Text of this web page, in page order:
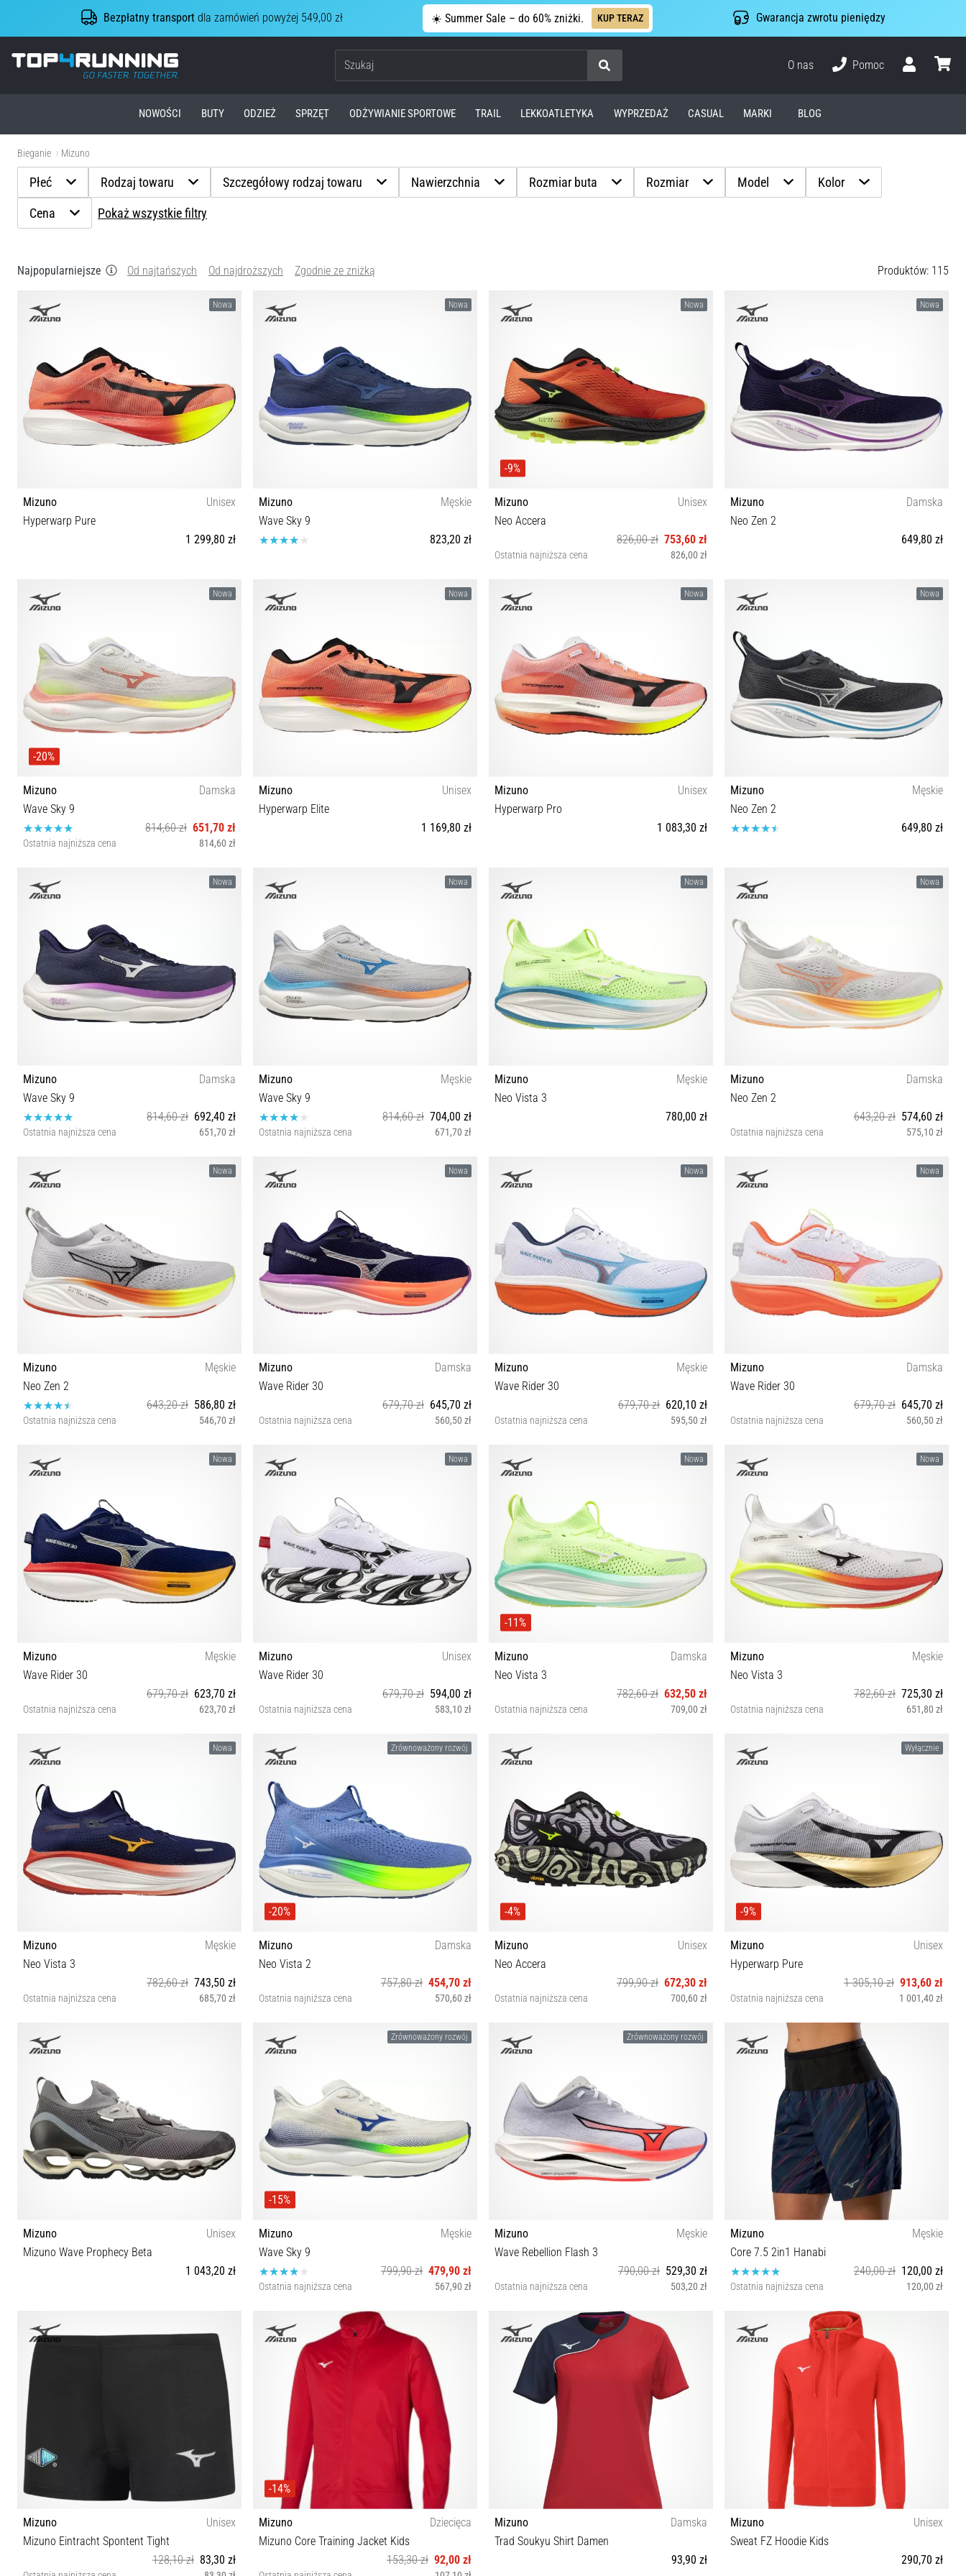
Bezpłatny transportdla zamówień powyżej 549,00 zł ☀️ Summer Sale – do 60% zniżki. KUP TERAZ Gwarancja zwrotu pieniędzy
Top4Running.pl
Szukaj
O nas
Pomoc
NOWOŚCI BUTY ODZIEŻ SPRZĘT ODŻYWIANIE SPORTOWE TRAIL LEKKOATLETYKA WYPRZEDAŻ CASUAL MARKI BLOG
Bieganie Mizuno
Płeć Rodzaj towaru Szczegółowy rodzaj towaru Nawierzchnia Rozmiar buta Rozmiar Model Kolor
Cena Pokaż wszystkie filtry
Najpopularniejsze Od najtańszych Od najdroższych Zgodnie ze zniżką Produktów: 115
Nowa
Mizuno
Unisex
Hyperwarp Pure
1 299,80 zł
37 38 38½ 39 40 40½ 41 42 42½ 43 44 44½ 45 46 47
Nowa
Mizuno
Męskie
Wave Sky 9
823,20 zł
40½ 41 42 42½ 43 44 44½ 45 46 46½ 47 48½
Nowa
-9%
Mizuno
Unisex
Neo Accera
826,00 zł 753,60 zł
Ostatnia najniższa cena 826,00 zł
37 38 38½ 39 40 40½ 41 42 42½ 43 44 44½ 45 46
Nowa
Mizuno
Damska
Neo Zen 2
649,80 zł
Nowa
-20%
Mizuno
Damska
Wave Sky 9
814,60 zł 651,70 zł
Ostatnia najniższa cena 814,60 zł
36½ 37 38 38½ 39 40 40½ 41 42 42½
Nowa
Mizuno
Unisex
Hyperwarp Elite
1 169,80 zł
37 38 38½ 39 40 40½ 41 42 42½ 43 44 44½ 45 46 47
Nowa
Mizuno
Unisex
Hyperwarp Pro
1 083,30 zł
37 38 38½ 39 40 40½ 41 42 42½ 43 44 44½ 45 46 47
Nowa
Mizuno
Męskie
Neo Zen 2
649,80 zł
40½ 41 42 42½ 43 44 44½ 45 46 46½ 47
Nowa
Mizuno
Damska
Wave Sky 9
814,60 zł 692,40 zł
Ostatnia najniższa cena 651,70 zł
Nowa
Mizuno
Męskie
Wave Sky 9
814,60 zł 704,00 zł
Ostatnia najniższa cena 671,70 zł
40½ 41 42 42½ 43 44 44½ 45 46 46½ 47
Nowa
Mizuno
Męskie
Neo Vista 3
780,00 zł
40½ 41 42 42½ 43 44 44½ 45 46 46½ 47
Nowa
Mizuno
Damska
Neo Zen 2
643,20 zł 574,60 zł
Ostatnia najniższa cena 575,10 zł
36½ 37 38 38½ 39 40 40½ 41 42 42½
Nowa
Mizuno
Męskie
Neo Zen 2
643,20 zł 586,80 zł
Ostatnia najniższa cena 546,70 zł
40½ 41 42 42½ 43 44 44½ 46 46½ 47 48½
Nowa
Mizuno
Damska
Wave Rider 30
679,70 zł 645,70 zł
Ostatnia najniższa cena 560,50 zł
Nowa
Mizuno
Męskie
Wave Rider 30
679,70 zł 620,10 zł
Ostatnia najniższa cena 595,50 zł
40½ 41 42 42½ 43 44 44½ 45 46 46½ 47 48½
Nowa
Mizuno
Damska
Wave Rider 30
679,70 zł 645,70 zł
Ostatnia najniższa cena 560,50 zł
36½ 37 38 38½ 39 40 40½ 41 42 42½
Nowa
Mizuno
Męskie
Wave Rider 30
679,70 zł 623,70 zł
Ostatnia najniższa cena 623,70 zł
40½ 41 42 42½ 43 44 45 46 46½ 48½
Nowa
Mizuno
Unisex
Wave Rider 30
679,70 zł 594,00 zł
Ostatnia najniższa cena 583,10 zł
38 38½ 43 44
Nowa
-11%
Mizuno
Damska
Neo Vista 3
782,60 zł 632,50 zł
Ostatnia najniższa cena 709,00 zł
Nowa
Mizuno
Męskie
Neo Vista 3
782,60 zł 725,30 zł
Ostatnia najniższa cena 651,80 zł
Nowa
Mizuno
Męskie
Neo Vista 3
782,60 zł 743,50 zł
Ostatnia najniższa cena 685,70 zł
40½ 42 42½ 43 44 44½ 45 46 46½ 47
Zrównoważony rozwój
-20%
Mizuno
Damska
Neo Vista 2
757,80 zł 454,70 zł
Ostatnia najniższa cena 570,60 zł
36½ 38½ 39 40½ 41 42½
-4%
Mizuno
Unisex
Neo Accera
799,90 zł 672,30 zł
Ostatnia najniższa cena 700,60 zł
37 39 43 44 44½ 46½
Wyłącznie
-9%
Mizuno
Unisex
Hyperwarp Pure
1 305,10 zł 913,60 zł
Ostatnia najniższa cena 1 001,40 zł
40 40½ 41 42½ 43 44 45 48½
Mizuno
Unisex
Mizuno Wave Prophecy Beta
1 043,20 zł
Zrównoważony rozwój
-15%
Mizuno
Męskie
Wave Sky 9
799,90 zł 479,90 zł
Ostatnia najniższa cena 567,90 zł
41 42 42½ 44
Zrównoważony rozwój
Mizuno
Męskie
Wave Rebellion Flash 3
790,00 zł 529,30 zł
Ostatnia najniższa cena 503,20 zł
40½ 42½
Mizuno
Męskie
Core 7.5 2in1 Hanabi
240,00 zł 120,00 zł
Ostatnia najniższa cena 120,00 zł
S
Mizuno
Unisex
Mizuno Eintracht Spontent Tight
128,10 zł 83,30 zł
-14%
Mizuno
Dziecięca
Mizuno Core Training Jacket Kids
153,30 zł 92,00 zł
Mizuno
Damska
Trad Soukyu Shirt Damen
93,90 zł
Mizuno
Unisex
Sweat FZ Hoodie Kids
290,70 zł